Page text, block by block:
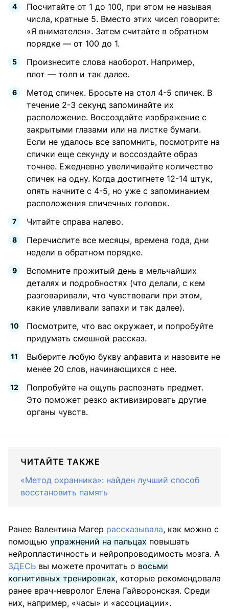
Посчитайте от 1 до 100, при этом не называя
числа, кратные 5. Вместо этих чисел говорите:
«Я внимателен». Затем считайте в обратном
порядке — от 100 до 1.
Произнесите слова наоборот. Например,
плот — толп и так далее.
Метод спичек. Бросьте на стол 4-5 спичек. В
течение 2-3 секунд запоминайте их
расположение. Воссоздайте изображение с
закрытыми глазами или на листке бумаги.
Если не удалось все запомнить, посмотрите на
спички еще секунду и воссоздайте образ
точнее. Ежедневно увеличивайте количество
спичек на одну. Когда достигнете 12-14 штук,
опять начните с 4-5, но уже с запоминанием
расположения спичечных головок.
Читайте справа налево.
Перечислите все месяцы, времена года, дни
недели в обратном порядке.
Вспомните прожитый день в мельчайших
деталях и подробностях (что делали, с кем
разговаривали, что чувствовали при этом,
какие улавливали запахи и так далее).
Посмотрите, что вас окружает, и попробуйте
придумать смешной рассказ.
Выберите любую букву алфавита и назовите не
менее 20 слов, начинающихся с нее.
Попробуйте на ощупь распознать предмет.
Это поможет резко активизировать другие
органы чувств.
ЧИТАЙТЕ ТАКЖЕ
«Метод охранника»: найден лучший способ
восстановить память
Ранее Валентина Магер рассказывала, как можно с
помощью упражнений на пальцах повышать
нейропластичность и нейропроводимость мозга. А
ЗДЕСЬ вы можете прочитать о восьми
когнитивных тренировках, которые рекомендовала
ранее врач-невролог Елена Гайворонская. Среди
них, например, «часы» и «ассоциации».